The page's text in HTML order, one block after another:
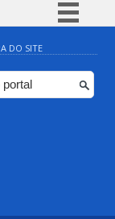
BR
DO SITE